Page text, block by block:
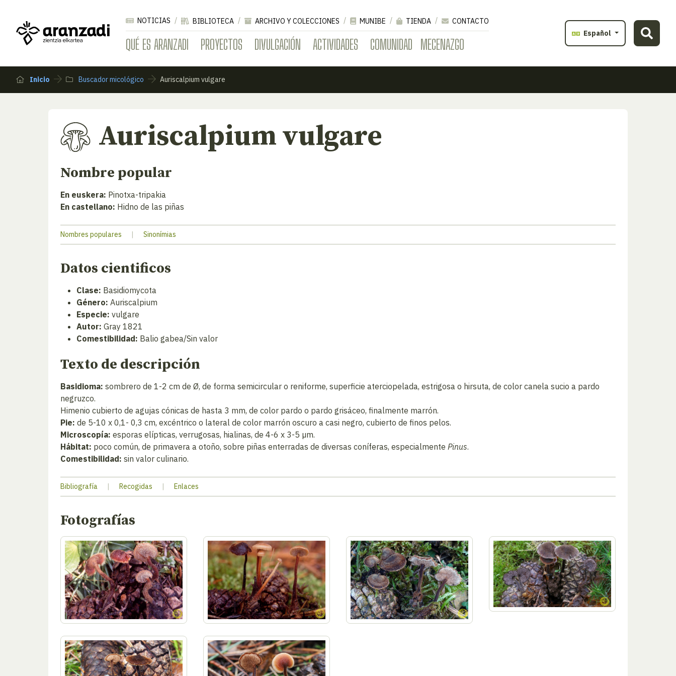
QUÉ ES ARANZADI PROYECTOS DIVULGACIÓN ACTIVIDADES COMUNIDAD MECENAZGO
NOTICIAS BIBLIOTECA ARCHIVO Y COLECCIONES MUNIBE TIENDA
CONTACTO
Español
Inicio Buscador micológico Auriscalpium vulgare
Auriscalpium vulgare
Nombre popular
En euskera: Pinotxa-tripakia
En castellano: Hidno de las piñas
Nombres populares | Sinonímias
Datos cientificos
Clase: Basidiomycota
Género: Auriscalpium
Especie: vulgare
Autor: Gray 1821
Comestibilidad: Balio gabea/Sin valor
Texto de descripción
Basidioma: sombrero de 1-2 cm de Ø, de forma semicircular o reniforme, superficie aterciopelada, estrigosa o hirsuta, de color canela sucio a pardo
negruzco.
Himenio cubierto de agujas cónicas de hasta 3 mm, de color pardo o pardo grisáceo, finalmente marrón.
Pie: de 5-10 x 0,1- 0,3 cm, excéntrico o lateral de color marrón oscuro a casi negro, cubierto de finos pelos.
Microscopía: esporas elípticas, verrugosas, hialinas, de 4-6 x 3-5 µm.
Hábitat: poco común, de primavera a otoño, sobre piñas enterradas de diversas coníferas, especialmente Pinus.
Comestibilidad: sin valor culinario.
Bibliografía | Recogidas | Enlaces
Fotografías